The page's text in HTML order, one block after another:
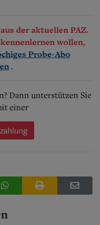
der aktuellen PAZ.
wollen,
Probe-Abo
.
Dann unterstützen Sie
einer